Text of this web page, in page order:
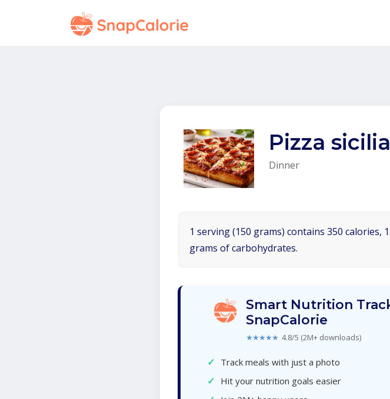
Pizza
Dinner
1 serving (150 grams) contains 350 calories,
grams of carbohydrates.
Smart Nutrition
SnapCalorie
★★★★★ 4.8/5 (2M+ downloads)
✓ Track meals with just a photo
✓ Hit your nutrition goals easier